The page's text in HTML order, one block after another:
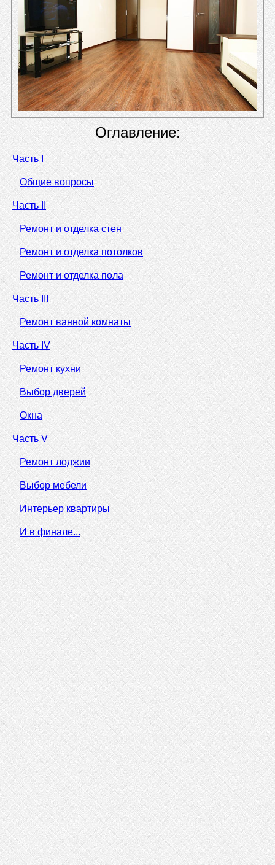
Оглавление:
Часть I
Общие вопросы
Часть II
Ремонт и отделка стен
Ремонт и отделка потолков
Ремонт и отделка пола
Часть III
Ремонт ванной комнаты
Часть IV
Ремонт кухни
Выбор дверей
Окна
Часть V
Ремонт лоджии
Выбор мебели
Интерьер квартиры
И в финале...